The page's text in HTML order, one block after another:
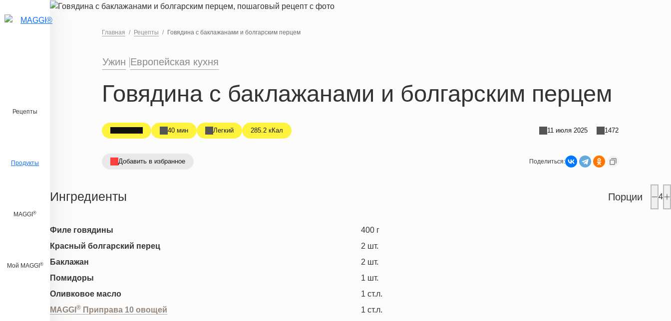
Перейти к основному содержанию
Рецепты
Продукты
MAGGI ®
Мой MAGGI ®
Главная Рецепты Говядина с баклажанами и болгарским перцем
Ужин Европейская кухня
Говядина с баклажанами и болгарским перцем
40 мин Легкий 285.2 кКал 11 июля 2025 1472
Добавить в избранное Поделиться:
Ингредиенты Порции 4
Филе говядины 400 г
Красный болгарский перец
2 шт.
Баклажан
2 шт.
Помидоры
1 шт.
Оливковое масло
1 ст.л.
MAGGI ® Приправа 10 овощей 1 ст.л.